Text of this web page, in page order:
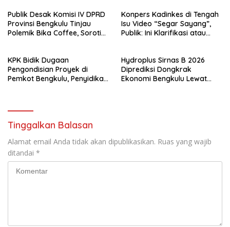
Publik Desak Komisi IV DPRD
Provinsi Bengkulu Tinjau
Polemik Bika Coffee, Soroti
Konpers Kadinkes di Tengah
Isu Video “Segar Sayang”,
Publik: Ini Klarifikasi atau
KPK Bidik Dugaan
Pengondisian Proyek di
Pemkot Bengkulu, Penyidikan
Hydroplus Sirnas B 2026
Diprediksi Dongkrak
Ekonomi Bengkulu Lewat
Tinggalkan Balasan
Alamat email Anda tidak akan dipublikasikan. Ruas yang wajib
ditandai *